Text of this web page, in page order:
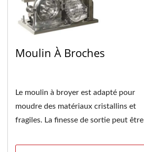
Moulin À Broches
Le moulin à broyer est adapté pour
moudre des matériaux cristallins et
fragiles. La finesse de sortie peut être
l'écran...